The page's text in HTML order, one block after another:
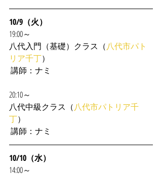
10/9（火）
19:00～
八代入門（基礎）クラス（八代市パト
リア千丁）
講師：ナミ
20:10～
八代中級クラス（八代市パトリア千
丁）
講師：ナミ
10/10（水）
14:00～